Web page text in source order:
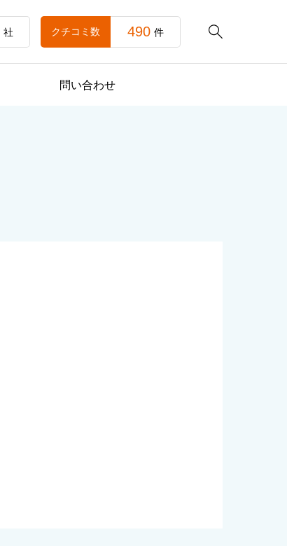

社 クチコミ数 490 件
問い合わせ